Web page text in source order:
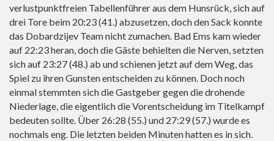
verlustpunktfreien Tabellenführer aus dem Hunsrück, sich auf
drei Tore beim 20:23 (41.) abzusetzen, doch den Sack konnte
das Dobardzijev Team nicht zumachen. Bad Ems kam wieder
auf 22:23 heran, doch die Gäste behielten die Nerven, setzten
sich auf 23:27 (48.) ab und schienen jetzt auf dem Weg, das
Spiel zu ihren Gunsten entscheiden zu können. Doch noch
einmal stemmten sich die Gastgeber gegen die drohende
Niederlage, die eigentlich die Vorentscheidung im Titelkampf
bedeuten sollte. Über 26:28 (55.) und 27:29 (57.) wurde es
nochmals eng. Die letzten beiden Minuten hatten es in sich.